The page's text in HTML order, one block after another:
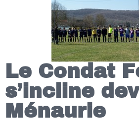
Le Condat
s’incline
Ménaurie